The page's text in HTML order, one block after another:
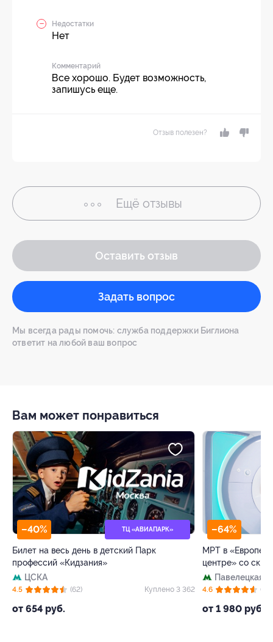
Недостатки
Нет
Комментарий
Все хорошо. Будет возможность,
запишусь еще.
Отзыв полезен?
Ещё отзывы
Оставить отзыв
Задать вопрос
Мы всегда рады помочь: служба поддержки Биглиона
ответит на любой ваш вопрос
Вам может понравиться
–40% ТЦ «АВИАПАРК»
Билет на весь день в детский Парк
профессий «Кидзания»
ЦСКА
от 654 руб.
4.5 (62) Куплено 3 362
–64%
МРТ в
центре» со
Павелецкая
от 1 980 руб.
4.6 (73)